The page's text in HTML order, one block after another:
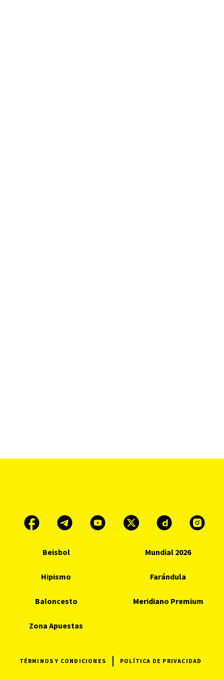
Beisbol Mundial 2026
Hipismo Farándula
Baloncesto Meridiano Premium
Zona Apuestas
TÉRMINOS Y CONDICIONES POLÍTICA DE PRIVACIDAD